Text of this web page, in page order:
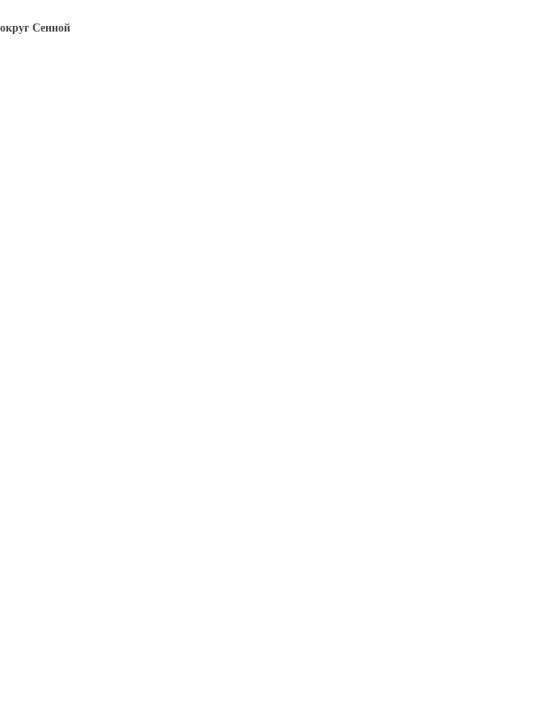
Сенной